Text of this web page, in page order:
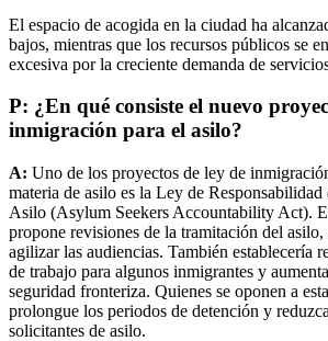
El espacio de acogida en la ciudad ha
bajos, mientras que los recursos públicos se
excesiva por la creciente demanda de
P: ¿En qué consiste el nuevo
inmigración para el asilo?
A: Uno de los proyectos de ley de
materia de asilo es la Ley de
Asilo (Asylum Seekers Accountability Act).
propone revisiones de la tramitación del asilo,
agilizar las audiencias. También establecería
de trabajo para algunos inmigrantes y
seguridad fronteriza. Quienes se oponen a
prolongue los periodos de detención y
solicitantes de asilo.